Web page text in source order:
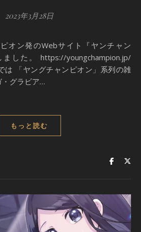
2023年3月28日
した。 https://youngchampion.jp/
は 「ヤングチャンピオン」系列の雑
グラビア…
もっと読む